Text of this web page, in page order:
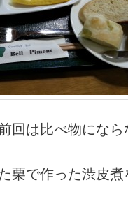
回は比べ物にな
栗で作った渋皮